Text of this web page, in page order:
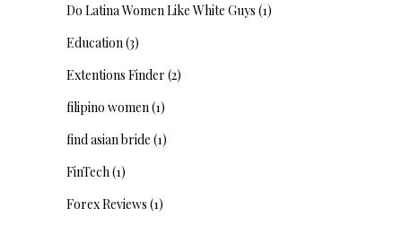
Do Latina Women Like White Guys (1)
Education(3)
Extentions Finder (2)
filipino women(1)
find asian bride (1)
FinTech(1)
Forex Reviews (1)